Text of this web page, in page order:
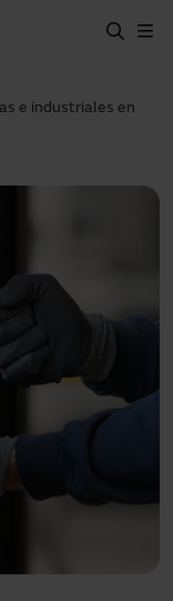
e industriales en